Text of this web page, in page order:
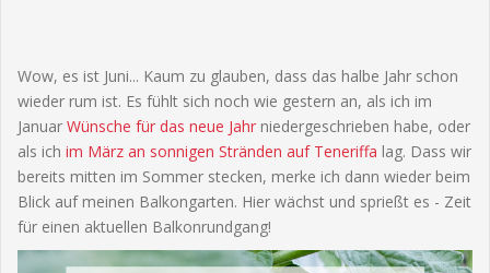
Wow, es ist Juni... Kaum zu glauben, dass das halbe Jahr schon
wieder rum ist. Es fühlt sich noch wie gestern an, als ich im
Januar Wünsche für das neue Jahr niedergeschrieben habe, oder
als ich im März an sonnigen Stränden auf Teneriffa lag. Dass wir
bereits mitten im Sommer stecken, merke ich dann wieder beim
Blick auf meinen Balkongarten. Hier wächst und sprießt es - Zeit
für einen aktuellen Balkonrundgang!